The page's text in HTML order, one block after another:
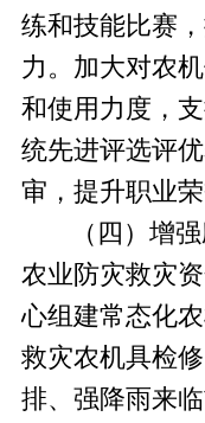
练和技能比赛
力。加大对农
和使用力度，
统先进评选评
审，提升职业荣
（四）增
农业防灾救灾
心组建常态化
救灾农机具检
排、强降雨来